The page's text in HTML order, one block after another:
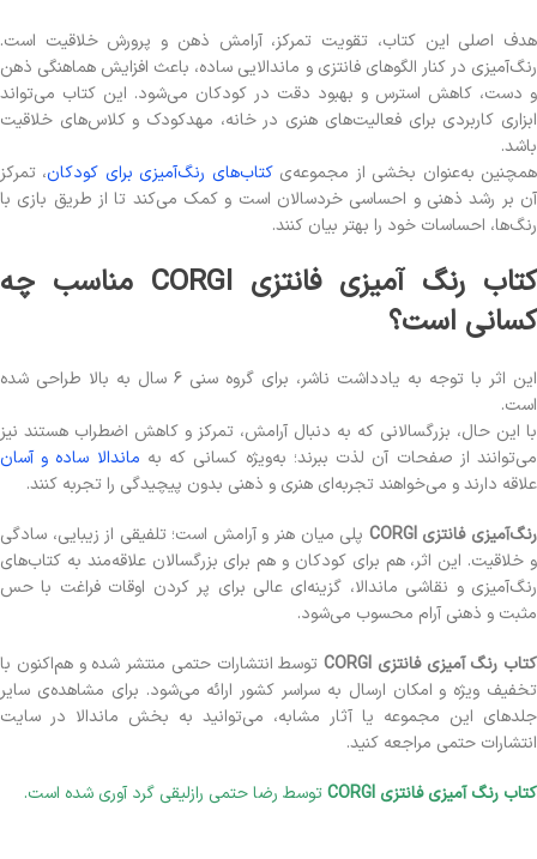
هدف اصلی این کتاب، تقویت تمرکز، آرامش ذهن و پرورش خلاقیت است.
رنگ‌آمیزی در کنار الگوهای فانتزی و ماندالایی ساده، باعث افزایش هماهنگی ذهن
و دست، کاهش استرس و بهبود دقت در کودکان می‌شود. این کتاب می‌تواند
ابزاری کاربردی برای فعالیت‌های هنری در خانه، مهدکودک و کلاس‌های خلاقیت
باشد.
همچنین به‌عنوان بخشی از مجموعه‌یکتاب‌های رنگ‌آمیزی برای کودکان، تمرکز
آن بر رشد ذهنی و احساسی خردسالان است و کمک می‌کند تا از طریق بازی با
رنگ‌ها، احساسات خود را بهتر بیان کنند.
کتاب رنگ آمیزی فانتزی CORGI مناسب چه
کسانی است؟
این اثر با توجه به یادداشت ناشر، برای گروه سنی ۶ سال به بالا طراحی شده
است.
با این حال، بزرگسالانی که به دنبال آرامش، تمرکز و کاهش اضطراب هستند نیز
می‌توانند از صفحات آن لذت ببرند؛ به‌ویژه کسانی که به ماندالا ساده و آسان
علاقه دارند و می‌خواهند تجربه‌ای هنری و ذهنی بدون پیچیدگی را تجربه کنند.
رنگ‌آمیزی فانتزی CORGI
پلی میان هنر و آرامش است؛ تلفیقی از زیبایی، سادگی
و خلاقیت. این اثر، هم برای کودکان و هم برای بزرگسالان علاقه‌مند به کتاب‌های
رنگ‌آمیزی و نقاشی ماندالا، گزینه‌ای عالی برای پر کردن اوقات فراغت با حس
مثبت و ذهنی آرام محسوب می‌شود.
کتاب رنگ آمیزی فانتزی CORGI
توسط انتشارات حتمی منتشر شده و هم‌اکنون با
تخفیف ویژه و امکان ارسال به سراسر کشور ارائه می‌شود. برای مشاهده‌ی سایر
جلدهای این مجموعه یا آثار مشابه، می‌توانید به بخش ماندالا در سایت
انتشارات حتمی مراجعه کنید.
کتاب رنگ آمیزی فانتزی CORGI
توسط رضا حتمی رازلیقی گرد آوری شده است.